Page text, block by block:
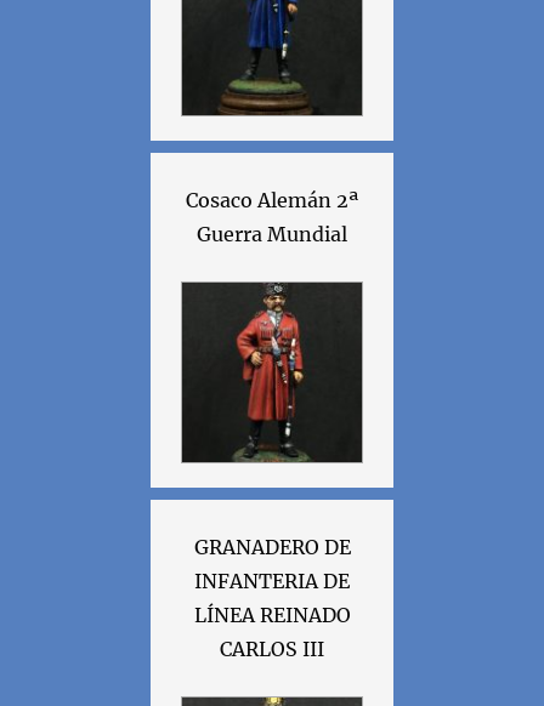
Cosaco Alemán 2ª
Guerra Mundial
GRANADERO DE
INFANTERIA DE
LÍNEA REINADO
CARLOS III